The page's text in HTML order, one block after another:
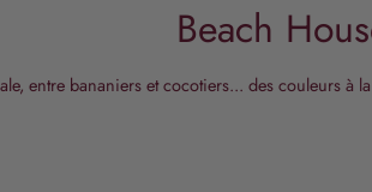
Beach
entre bananiers et cocotiers... des couleurs à